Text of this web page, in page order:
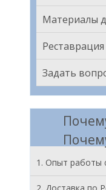
Материалы
Задать
1. Опыт работы